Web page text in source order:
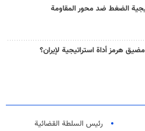
الضغط ضد محور المقاومة
هرمز أداة استراتيجية لإيران؟
رئیس السلطة القضائیة